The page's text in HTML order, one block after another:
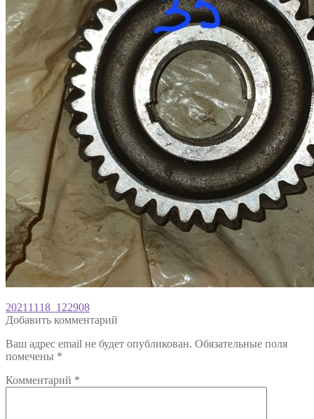
Навигация
по
записям
Предыдущая
запись:
20211118_122908
Добавить комментарий
Ваш адрес email не будет опубликован. Обязательные поля
помечены *
Комментарий *